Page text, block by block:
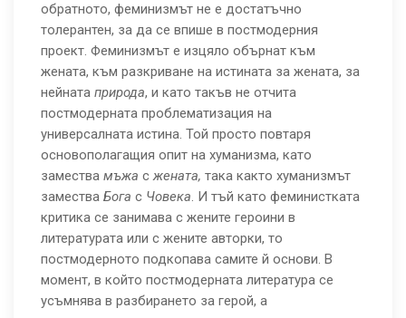
обратното, феминизмът не е достатъчно
толерантен, за да се впише в постмодерния
проект. Феминизмът е изцяло обърнат към
жената, към разкриване на истината за жената, за
нейната природа, и като такъв не отчита
постмодерната проблематизация на
универсалната истина. Той просто повтаря
основополагащия опит на хуманизма, като
замества мъжа сжената, така както хуманизмът
замества Бога с Човека. И тъй като феминистката
критика се занимава с жените героини в
литературата или с жените авторки, то
постмодерното подкопава самите й основи. В
момент, в който постмодерната литература се
усъмнява в разбирането за герой, а